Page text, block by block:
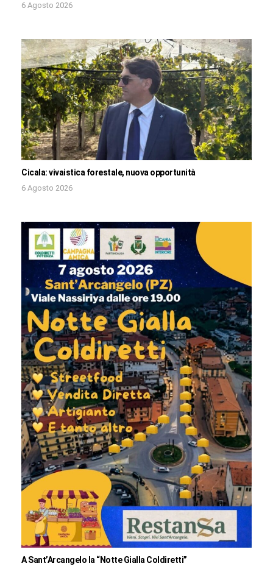
6 Agosto 2026
Cicala: vivaistica forestale, nuova opportunità
6 Agosto 2026
A Sant’Arcangelo la “Notte Gialla Coldiretti”